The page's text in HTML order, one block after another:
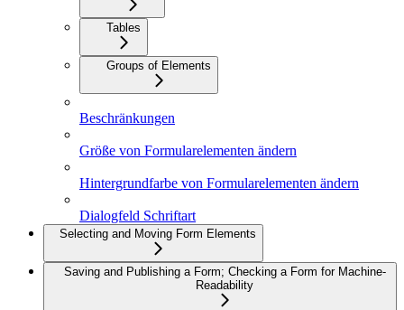
Tables
Groups of Elements
Beschränkungen
Größe von Formularelementen ändern
Hintergrundfarbe von Formularelementen ändern
Dialogfeld Schriftart
Selecting and Moving Form Elements
Saving and Publishing a Form; Checking a Form for Machine-
Readability